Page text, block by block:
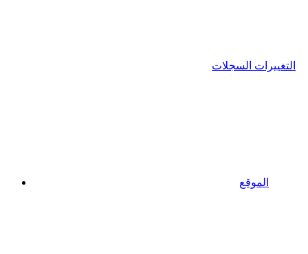
التغييرات السجلات
الموقع